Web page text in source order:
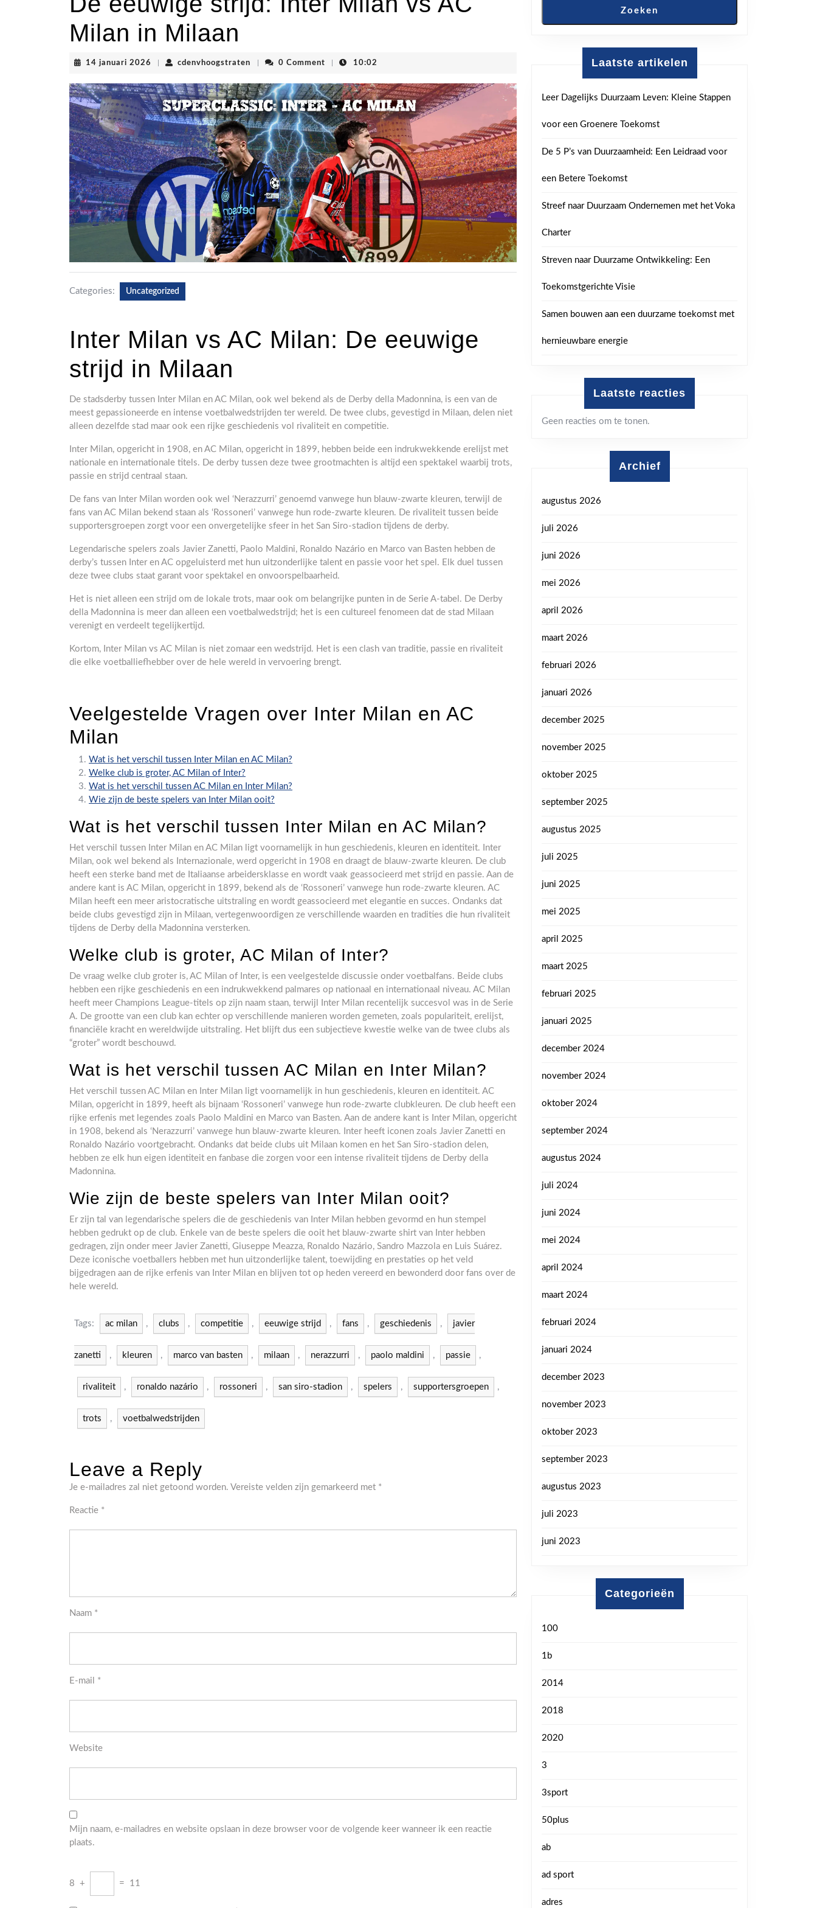
Milan in Milaan
14 januari 2026 14
2026
cdenvhoogstraten cdenvhoogstraten
0 Comment 10:02
Categories: Uncategorized
Inter Milan vs AC Milan: De eeuwige
strijd in Milaan
De stadsderby tussen Inter Milan en AC Milan, ook wel bekend als de Derby della Madonnina, is een van de
meest gepassioneerde en intense voetbalwedstrijden ter wereld. De twee clubs, gevestigd in Milaan, delen niet
alleen dezelfde stad maar ook een rijke geschiedenis vol rivaliteit en competitie.
Inter Milan, opgericht in 1908, en AC Milan, opgericht in 1899, hebben beide een indrukwekkende erelijst met
nationale en internationale titels. De derby tussen deze twee grootmachten is altijd een spektakel waarbij trots,
passie en strijd centraal staan.
De fans van Inter Milan worden ook wel ‘Nerazzurri’ genoemd vanwege hun blauw-zwarte kleuren, terwijl de
fans van AC Milan bekend staan als ‘Rossoneri’ vanwege hun rode-zwarte kleuren. De rivaliteit tussen beide
supportersgroepen zorgt voor een onvergetelijke sfeer in het San Siro-stadion tijdens de derby.
Legendarische spelers zoals Javier Zanetti, Paolo Maldini, Ronaldo Nazário en Marco van Basten hebben de
derby’s tussen Inter en AC opgeluisterd met hun uitzonderlijke talent en passie voor het spel. Elk duel tussen
deze twee clubs staat garant voor spektakel en onvoorspelbaarheid.
Het is niet alleen een strijd om de lokale trots, maar ook om belangrijke punten in de Serie A-tabel. De Derby
della Madonnina is meer dan alleen een voetbalwedstrijd; het is een cultureel fenomeen dat de stad Milaan
verenigt en verdeelt tegelijkertijd.
Kortom, Inter Milan vs AC Milan is niet zomaar een wedstrijd. Het is een clash van traditie, passie en rivaliteit
die elke voetballiefhebber over de hele wereld in vervoering brengt.
Veelgestelde Vragen over Inter Milan en AC
Milan
Wat is het verschil tussen Inter Milan en AC Milan?
Welke club is groter, AC Milan of Inter?
Wat is het verschil tussen AC Milan en Inter Milan?
Wie zijn de beste spelers van Inter Milan ooit?
Wat is het verschil tussen Inter Milan en AC Milan?
Het verschil tussen Inter Milan en AC Milan ligt voornamelijk in hun geschiedenis, kleuren en identiteit. Inter
Milan, ook wel bekend als Internazionale, werd opgericht in 1908 en draagt de blauw-zwarte kleuren. De club
heeft een sterke band met de Italiaanse arbeidersklasse en wordt vaak geassocieerd met strijd en passie. Aan de
andere kant is AC Milan, opgericht in 1899, bekend als de ‘Rossoneri’ vanwege hun rode-zwarte kleuren. AC
Milan heeft een meer aristocratische uitstraling en wordt geassocieerd met elegantie en succes. Ondanks dat
beide clubs gevestigd zijn in Milaan, vertegenwoordigen ze verschillende waarden en tradities die hun rivaliteit
tijdens de Derby della Madonnina versterken.
Welke club is groter, AC Milan of Inter?
De vraag welke club groter is, AC Milan of Inter, is een veelgestelde discussie onder voetbalfans. Beide clubs
hebben een rijke geschiedenis en een indrukwekkend palmares op nationaal en internationaal niveau. AC Milan
heeft meer Champions League-titels op zijn naam staan, terwijl Inter Milan recentelijk succesvol was in de Serie
A. De grootte van een club kan echter op verschillende manieren worden gemeten, zoals populariteit, erelijst,
financiële kracht en wereldwijde uitstraling. Het blijft dus een subjectieve kwestie welke van de twee clubs als
“groter” wordt beschouwd.
Wat is het verschil tussen AC Milan en Inter Milan?
Het verschil tussen AC Milan en Inter Milan ligt voornamelijk in hun geschiedenis, kleuren en identiteit. AC
Milan, opgericht in 1899, heeft als bijnaam ‘Rossoneri’ vanwege hun rode-zwarte clubkleuren. De club heeft een
rijke erfenis met legendes zoals Paolo Maldini en Marco van Basten. Aan de andere kant is Inter Milan, opgericht
in 1908, bekend als ‘Nerazzurri’ vanwege hun blauw-zwarte kleuren. Inter heeft iconen zoals Javier Zanetti en
Ronaldo Nazário voortgebracht. Ondanks dat beide clubs uit Milaan komen en het San Siro-stadion delen,
hebben ze elk hun eigen identiteit en fanbase die zorgen voor een intense rivaliteit tijdens de Derby della
Madonnina.
Wie zijn de beste spelers van Inter Milan ooit?
Er zijn tal van legendarische spelers die de geschiedenis van Inter Milan hebben gevormd en hun stempel
hebben gedrukt op de club. Enkele van de beste spelers die ooit het blauw-zwarte shirt van Inter hebben
gedragen, zijn onder meer Javier Zanetti, Giuseppe Meazza, Ronaldo Nazário, Sandro Mazzola en Luis Suárez.
Deze iconische voetballers hebben met hun uitzonderlijke talent, toewijding en prestaties op het veld
bijgedragen aan de rijke erfenis van Inter Milan en blijven tot op heden vereerd en bewonderd door fans over de
hele wereld.
Tags: ac milan , clubs , competitie , eeuwige strijd , fans , geschiedenis , javier
zanetti , kleuren , marco van basten , milaan , nerazzurri , paolo maldini , passie ,
rivaliteit , ronaldo nazário , rossoneri , san siro-stadion , spelers , supportersgroepen ,
trots , voetbalwedstrijden
Leave a Reply
Je e-mailadres zal niet getoond worden. Vereiste velden zijn gemarkeerd met *
Reactie *
Naam *
E-mail *
Website
Mijn naam, e-mailadres en website opslaan in deze browser voor de volgende keer wanneer ik een reactie
plaats.
8 + = 11
Zoeken
Laatste artikelen
Leer Dagelijks Duurzaam Leven: Kleine Stappen
voor een Groenere Toekomst
De 5 P’s van Duurzaamheid: Een Leidraad voor
een Betere Toekomst
Streef naar Duurzaam Ondernemen met het Voka
Charter
Streven naar Duurzame Ontwikkeling: Een
Toekomstgerichte Visie
Samen bouwen aan een duurzame toekomst met
hernieuwbare energie
Laatste reacties
Geen reacties om te tonen.
Archief
augustus 2026
juli 2026
juni 2026
mei 2026
april 2026
maart 2026
februari 2026
januari 2026
december 2025
november 2025
oktober 2025
september 2025
augustus 2025
juli 2025
juni 2025
mei 2025
april 2025
maart 2025
februari 2025
januari 2025
december 2024
november 2024
oktober 2024
september 2024
augustus 2024
juli 2024
juni 2024
mei 2024
april 2024
maart 2024
februari 2024
januari 2024
december 2023
november 2023
oktober 2023
september 2023
augustus 2023
juli 2023
juni 2023
Categorieën
100
1b
2014
2018
2020
3
3sport
50plus
ab
ad sport
adres